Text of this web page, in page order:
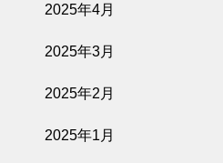
2025年4月
2025年3月
2025年2月
2025年1月